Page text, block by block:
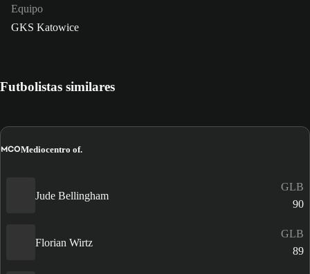
Equipo
GKS Katowice
Futbolistas similares
MCOMediocentro of.
Jude Bellingham
GLB
90
Florian Wirtz
GLB
89